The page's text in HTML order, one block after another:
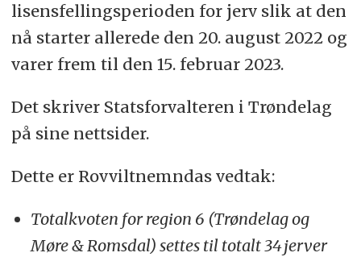
lisensfellingsperioden for jerv slik at den
nå starter allerede den 20. august 2022 og
varer frem til den 15. februar 2023.
Det skriver Statsforvalteren i Trøndelag
på sine nettsider.
Dette er Rovviltnemndas vedtak:
Totalkvoten for region 6 (Trøndelag og
Møre & Romsdal) settes til totalt 34 jerver